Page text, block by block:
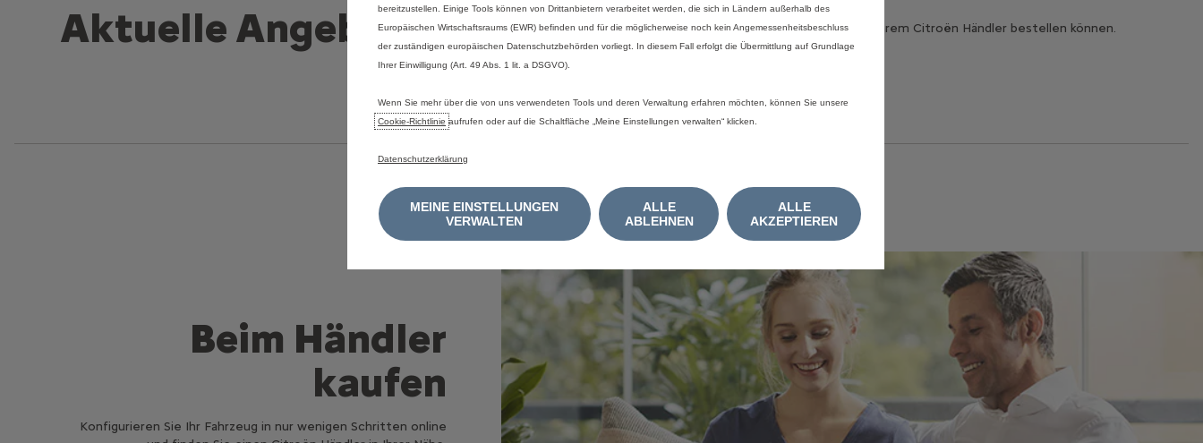
Aktuelle Angebote Entdecken Sie unsere Angebote, die Sie bei Ihrem Citroën Händler bestellen können.
Beim Händler
kaufen
Konfigurieren Sie Ihr Fahrzeug in nur wenigen Schritten online
bereitzustellen. Einige Tools können von Drittanbietern verarbeitet werden, die sich in Ländern außerhalb des
Europäischen Wirtschaftsraums (EWR) befinden und für die möglicherweise noch kein Angemessenheitsbeschluss
der zuständigen europäischen Datenschutzbehörden vorliegt. In diesem Fall erfolgt die Übermittlung auf Grundlage
Ihrer Einwilligung (Art. 49 Abs. 1 lit. a DSGVO).
Wenn Sie mehr über die von uns verwendeten Tools und deren Verwaltung erfahren möchten, können Sie unsere
Cookie‑Richtlinie aufrufen oder auf die Schaltfläche „Meine Einstellungen verwalten“ klicken.
Datenschutzerklärung
MEINE EINSTELLUNGEN
VERWALTEN
ALLE
AKZEPTIEREN
ALLE
ABLEHNEN